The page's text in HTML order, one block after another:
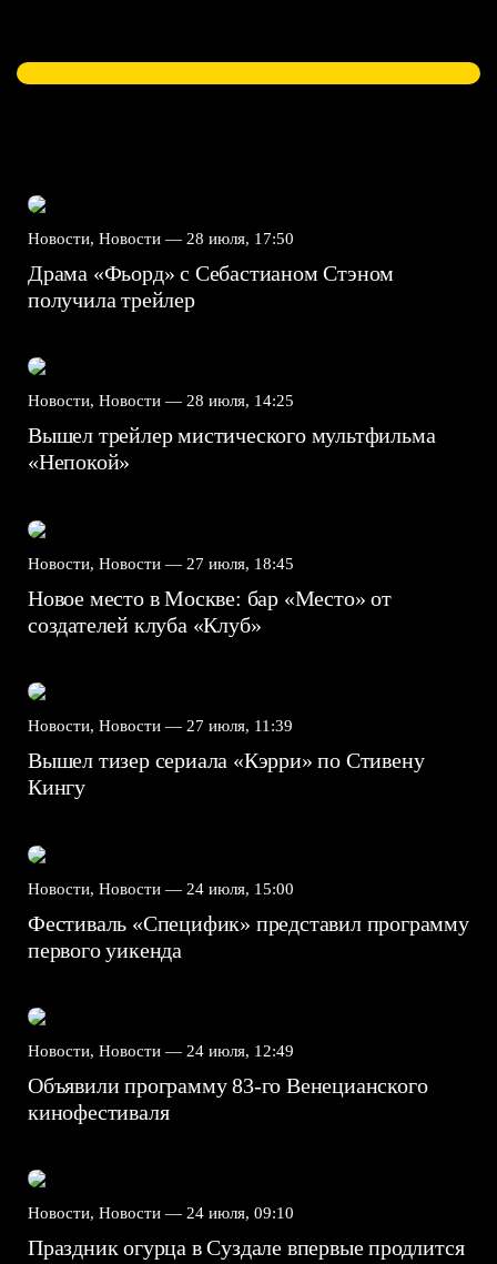
Новости, Новости — 28 июля, 17:50
Драма «Фьорд» с Себастианом Стэном
получила трейлер
Новости, Новости — 28 июля, 14:25
Вышел трейлер мистического мультфильма
«Непокой»
Новости, Новости — 27 июля, 18:45
Новое место в Москве: бар «Место» от
создателей клуба «Клуб»
Новости, Новости — 27 июля, 11:39
Вышел тизер сериала «Кэрри» по Стивену
Кингу
Новости, Новости — 24 июля, 15:00
Фестиваль «Специфик» представил программу
первого уикенда
Новости, Новости — 24 июля, 12:49
Объявили программу 83-го Венецианского
кинофестиваля
Новости, Новости — 24 июля, 09:10
Праздник огурца в Суздале впервые продлится